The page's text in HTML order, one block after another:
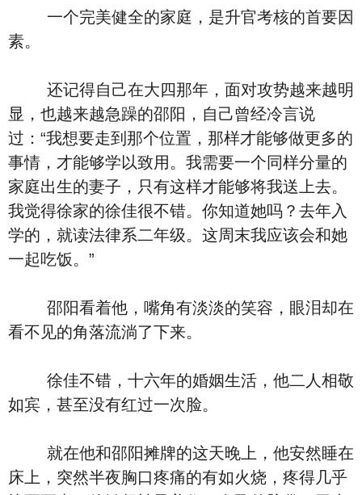
一个完美健全的家庭，是升官考核的首要因
素。
还记得自己在大四那年，面对攻势越来越明
显，也越来越急躁的邵阳，自己曾经冷言说
过：“我想要走到那个位置，那样才能够做更多的
事情，才能够学以致用。我需要一个同样分量的
家庭出生的妻子，只有这样才能够将我送上去。
我觉得徐家的徐佳很不错。你知道她吗？去年入
学的，就读法律系二年级。这周末我应该会和她
一起吃饭。”
邵阳看着他，嘴角有淡淡的笑容，眼泪却在
看不见的角落流淌了下来。
徐佳不错，十六年的婚姻生活，他二人相敬
如宾，甚至没有红过一次脸。
就在他和邵阳摊牌的这天晚上，他安然睡在
床上，突然半夜胸口疼痛的有如火烧，疼得几乎